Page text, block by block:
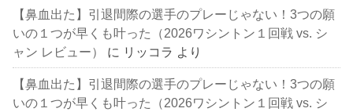
【鼻血出た】引退間際の選手のプレーじゃない！3つの願
いの１つが早くも叶った（2026ワシントン１回戦 vs. シ
ャン レビュー）
に リッコラ より
【鼻血出た】引退間際の選手のプレーじゃない！3つの願
いの１つが早くも叶った（2026ワシントン１回戦 vs. シ